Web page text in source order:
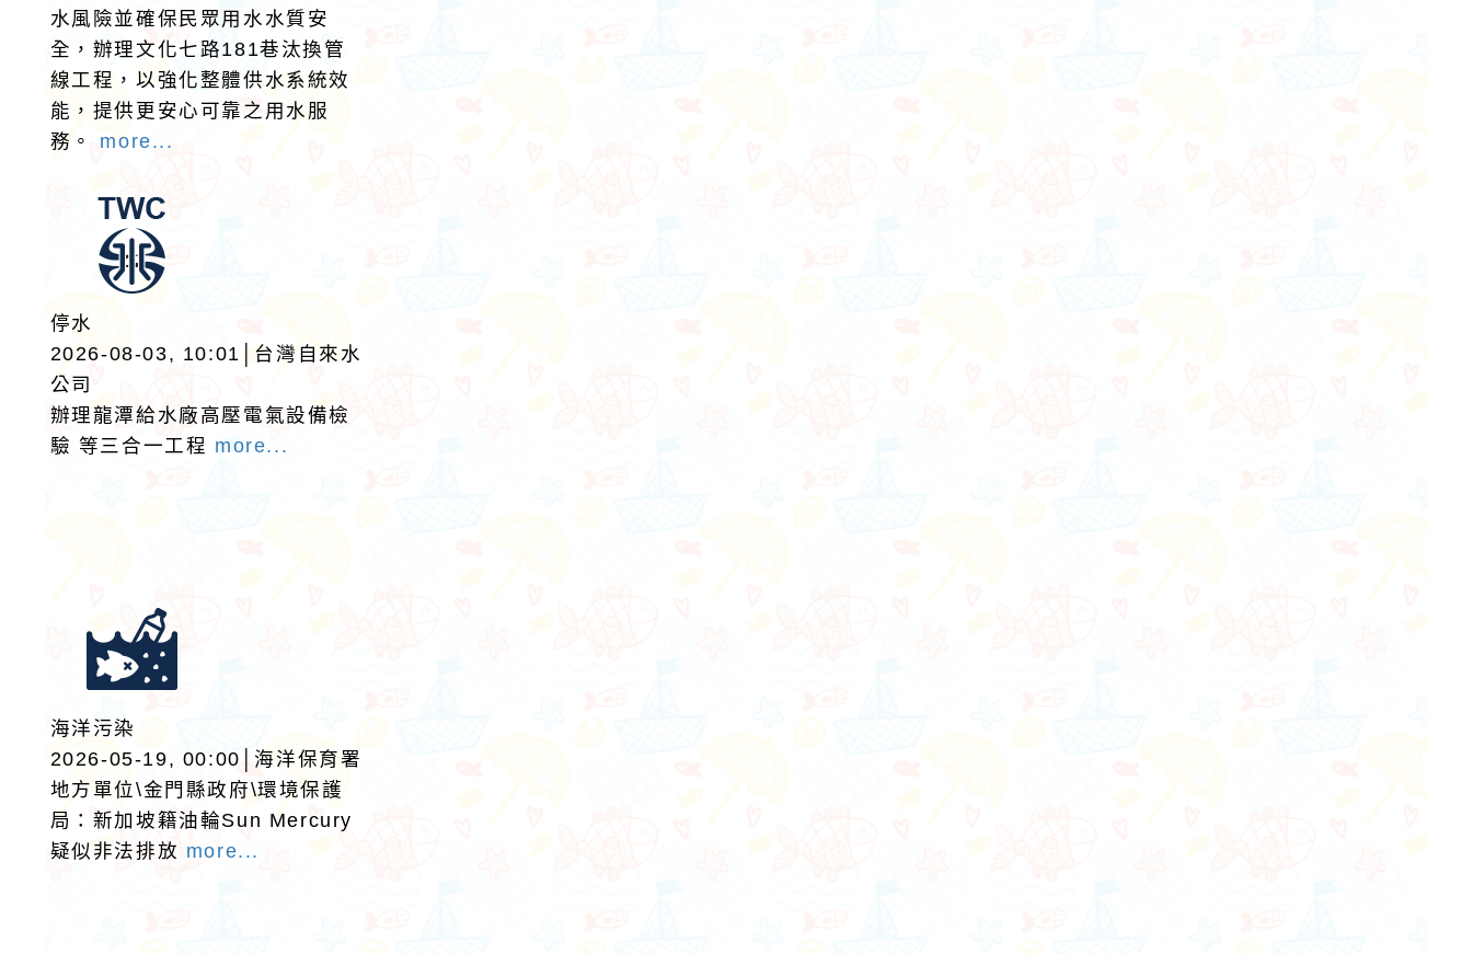
水風險並確保民眾用水水質安
全，辦理文化七路181巷汰換管
線工程，以強化整體供水系統效
能，提供更安心可靠之用水服
務。 more...
停水
2026-08-03, 10:01│台灣自來水
公司
辦理龍潭給水廠高壓電氣設備檢
驗 等三合一工程 more...
海洋污染
2026-05-19, 00:00│海洋保育署
地方單位\金門縣政府\環境保護
局：新加坡籍油輪Sun Mercury
疑似非法排放 more...